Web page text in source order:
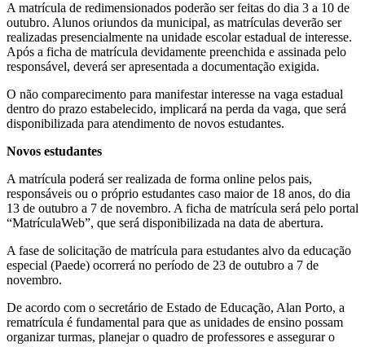
A matrícula de redimensionados poderão ser feitas do dia 3 a 10 de
outubro. Alunos oriundos da municipal, as matrículas deverão ser
realizadas presencialmente na unidade escolar estadual de interesse.
Após a ficha de matrícula devidamente preenchida e assinada pelo
responsável, deverá ser apresentada a documentação exigida.
O não comparecimento para manifestar interesse na vaga estadual
dentro do prazo estabelecido, implicará na perda da vaga, que será
disponibilizada para atendimento de novos estudantes.
Novos estudantes
A matrícula poderá ser realizada de forma online pelos pais,
responsáveis ou o próprio estudantes caso maior de 18 anos, do dia
13 de outubro a 7 de novembro. A ficha de matrícula será pelo portal
“MatrículaWeb”, que será disponibilizada na data de abertura.
A fase de solicitação de matrícula para estudantes alvo da educação
especial (Paede) ocorrerá no período de 23 de outubro a 7 de
novembro.
De acordo com o secretário de Estado de Educação, Alan Porto, a
rematrícula é fundamental para que as unidades de ensino possam
organizar turmas, planejar o quadro de professores e assegurar o